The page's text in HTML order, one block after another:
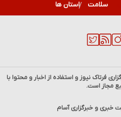
۱۲۹۴؛ روز اشغال بوشهر و آغاز مقاومت تاریخی مردم
سلامت استان ها
فرتاک نیوز و استفاده از اخبار و محتوا با
مجاز است.
خبری و خبرگزاری آسام